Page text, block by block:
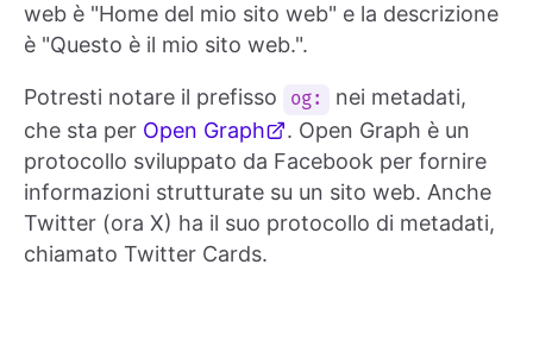
web è "Home del mio sito web" e la descrizione
è "Questo è il mio sito web.".
Potresti notare il prefisso og:
nei metadati,
che sta per Open Graph
. Open Graph è un
protocollo sviluppato da Facebook per fornire
informazioni strutturate su un sito web. Anche
Twitter (ora X) ha il suo protocollo di metadati,
chiamato Twitter Cards.